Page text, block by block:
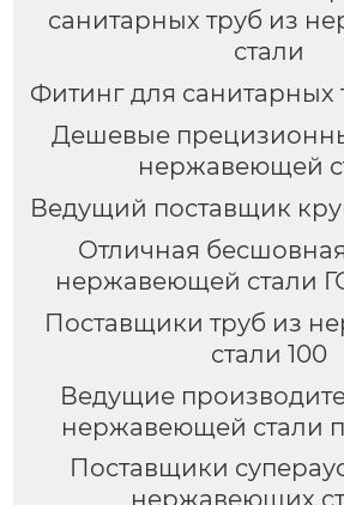
санитарных труб из
стали
Фитинг для санитарных
Дешевые
нержавеющей
Ведущий поставщик
Отличная
нержавеющей стали
Поставщики труб из
стали 100
Ведущие
нержавеющей стали
Поставщики